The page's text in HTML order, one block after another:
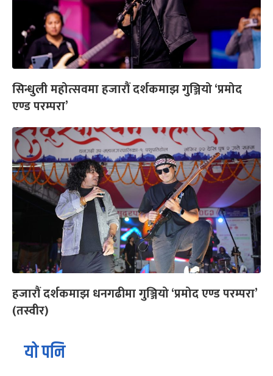
सिन्धुली महोत्सवमा हजारौं दर्शकमाझ गुञ्जियो ‘प्रमोद
एण्ड परम्परा’
हजारौं दर्शकमाझ धनगढीमा गुञ्जियो ‘प्रमोद एण्ड परम्परा’
(तस्वीर)
यो पनि